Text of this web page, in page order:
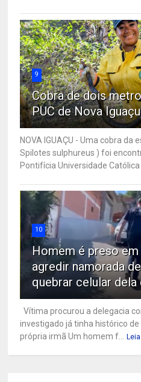
9
Cobra de dois
PUC de Nova Iguaçu
NOVA IGUAÇU - Uma cobra
Spilotes sulphureus ) foi
Pontifícia Universidade Católica
10
Homem é preso
agredir namorada
quebrar celular
Vítima procurou a delegacia
investigado já tinha histórico
própria irmã Um homem f...